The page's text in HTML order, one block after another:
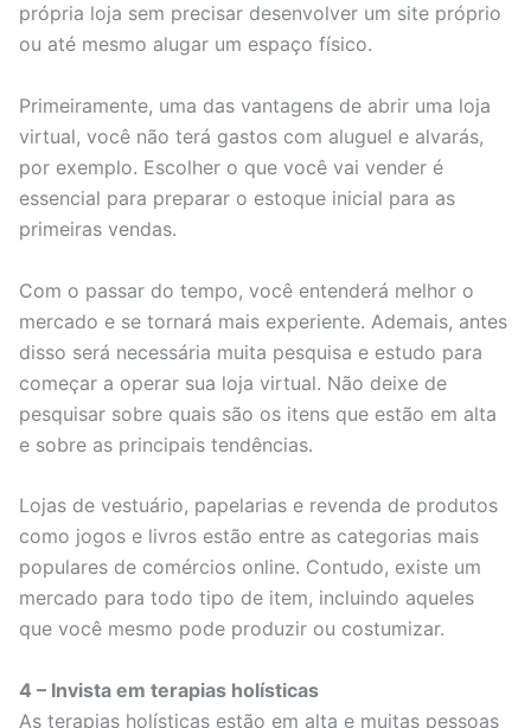
própria loja sem precisar desenvolver um site próprio
ou até mesmo alugar um espaço físico.
Primeiramente, uma das vantagens de abrir uma loja
virtual, você não terá gastos com aluguel e alvarás,
por exemplo. Escolher o que você vai vender é
essencial para preparar o estoque inicial para as
primeiras vendas.
Com o passar do tempo, você entenderá melhor o
mercado e se tornará mais experiente. Ademais, antes
disso será necessária muita pesquisa e estudo para
começar a operar sua loja virtual. Não deixe de
pesquisar sobre quais são os itens que estão em alta
e sobre as principais tendências.
Lojas de vestuário, papelarias e revenda de produtos
como jogos e livros estão entre as categorias mais
populares de comércios online. Contudo, existe um
mercado para todo tipo de item, incluindo aqueles
que você mesmo pode produzir ou costumizar.
4 – Invista em terapias holísticas
As terapias holísticas estão em alta e muitas pessoas